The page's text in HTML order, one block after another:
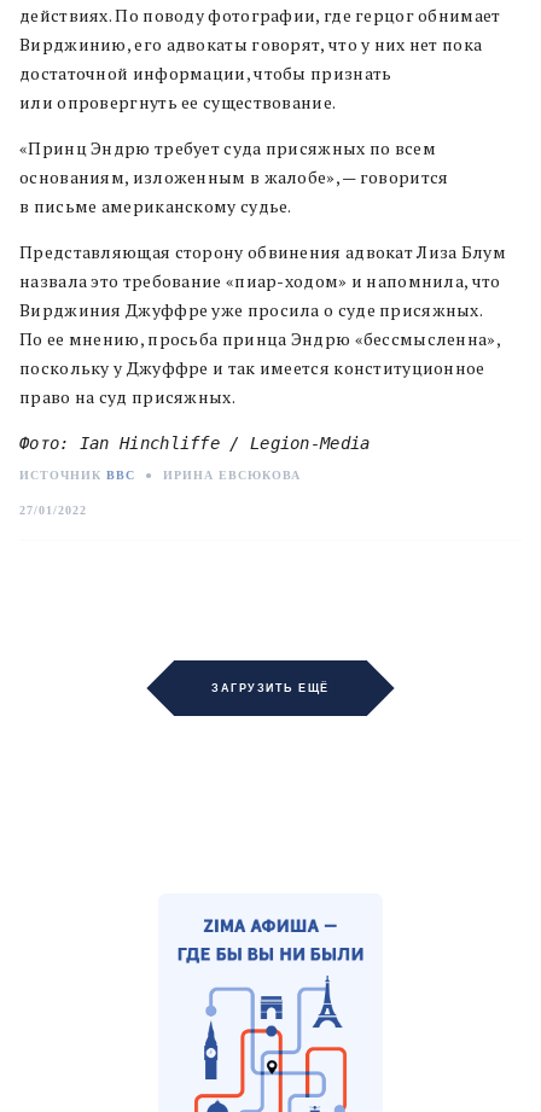
действиях. По поводу фотографии, где герцог обнимает
Вирджинию, его адвокаты говорят, что у них нет пока
достаточной информации, чтобы признать
или опровергнуть ее существование.
«Принц Эндрю требует суда присяжных по всем
основаниям, изложенным в жалобе», — говорится
в письме американскому судье.
Представляющая сторону обвинения адвокат Лиза Блум
назвала это требование «пиар-ходом» и напомнила, что
Вирджиния Джуффре уже просила о суде присяжных.
По ее мнению, просьба принца Эндрю «бессмысленна»,
поскольку у Джуффре и так имеется конституционное
право на суд присяжных.
Фото: Ian Hinchliffe / Legion-Media
ИСТОЧНИК BBC ● ИРИНА ЕВСЮКОВА
27/01/2022
ЗАГРУЗИТЬ ЕЩЁ